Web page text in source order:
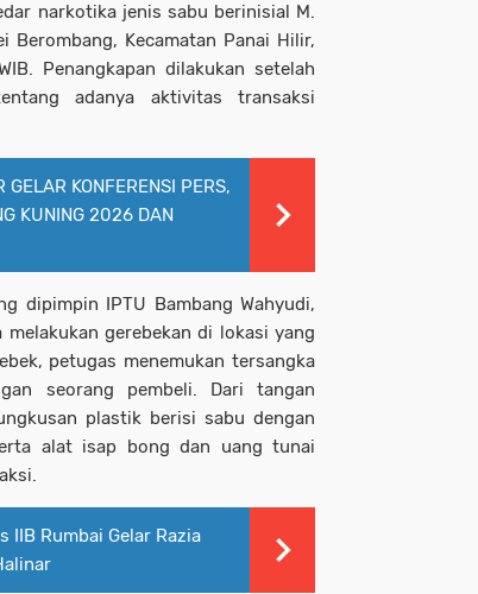
narkotika jenis sabu berinisial M.
Berombang, Kecamatan Panai Hilir,
Penangkapan dilakukan setelah
adanya aktivitas transaksi
GELAR KONFERENSI PERS,
KUNING 2026 DAN
dipimpin IPTU Bambang Wahyudi,
gerebekan di lokasi yang
petugas menemukan tersangka
seorang pembeli. Dari tangan
plastik berisi sabu dengan
alat isap bong dan uang tunai
IIB Rumbai Gelar Razia